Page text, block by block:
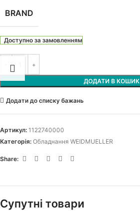
BRAND
Доступно за замовленням
ДОДАТИ В КОШИК
Додати до списку бажань
Артикул: 1122740000
Категорія: Обладнання WEIDMUELLER
Share:
Супутні товари